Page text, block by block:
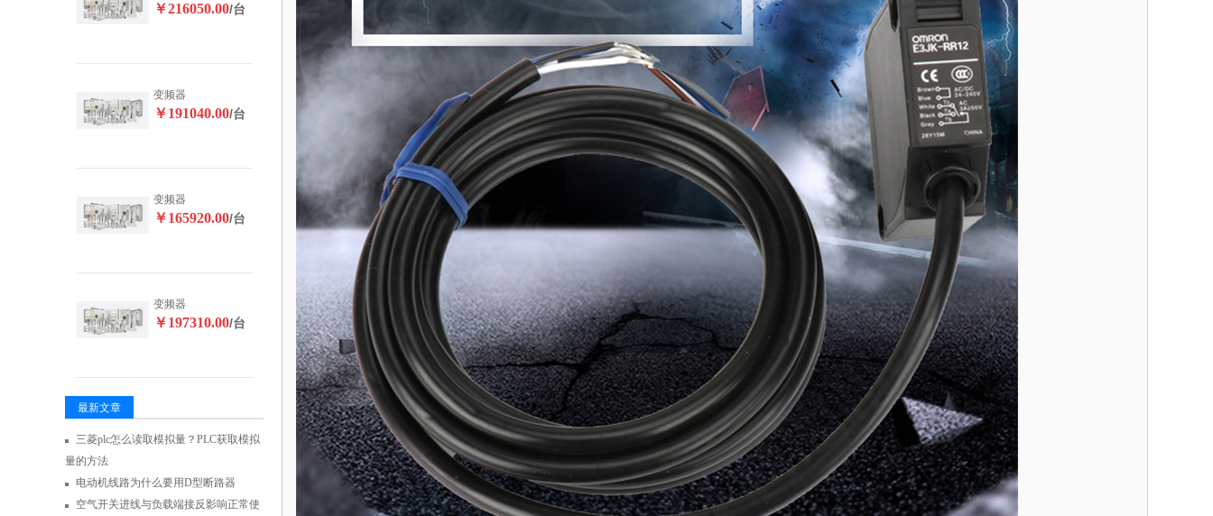
￥216050.00/台
变频器
￥191040.00/台
变频器
￥165920.00/台
变频器
￥197310.00/台
最新文章
三菱plc怎么读取模拟量？PLC获取模拟
量的方法
电动机线路为什么要用D型断路器
空气开关进线与负载端接反影响正常使